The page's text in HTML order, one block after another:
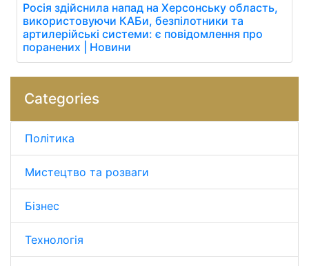
Росія здійснила напад на Херсонську область,
використовуючи КАБи, безпілотники та
артилерійські системи: є повідомлення про
поранених | Новини
Categories
Політика
Мистецтво та розваги
Бізнес
Технологія